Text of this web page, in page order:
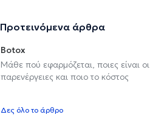
Προτεινόμενα άρθρα
Botox
Μάθε πού εφαρμόζεται, ποιες είναι οι
παρενέργειες και ποιο το κόστος
Δες όλο το άρθρο